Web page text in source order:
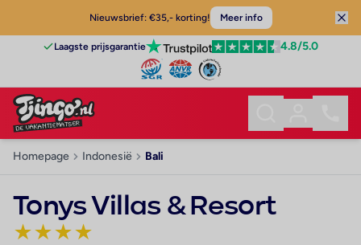
Nieuwsbrief: €35,- korting! Meer info
Laagste prijsgarantie 4.8/5.0
Homepage Indonesië Bali
Tonys Villas & Resort
★★★★